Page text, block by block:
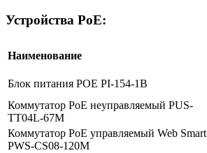
Устройства PoE:
Наименование
Блок питания POE PI-154-1B
Коммутатор PoE неуправляемый PUS-
TT04L-67M
Коммутатор PoE управляемый Web Smart
PWS-CS08-120M